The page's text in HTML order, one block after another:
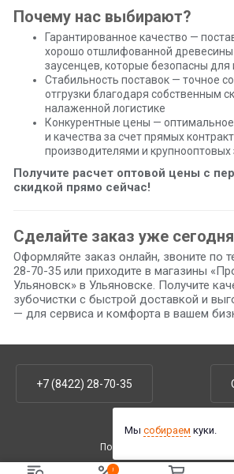
Почему нас выбирают?
Гарантированное качество —
хорошо отшлифованной древесины
заусенцев, которые безопасны для
Стабильность поставок — точное
отгрузки благодаря собственным
налаженной логистике
Конкурентные цены —
и качества за счет прямых
производителями и крупнооптовых
Получите расчет оптовой цены с
скидкой прямо сейчас!
Сделайте заказ уже
Оформляйте заказ онлайн, звоните по
28-70-35 или приходите в магазины
Ульяновск» в Ульяновске. Получите
зубочистки с быстрой доставкой и
— для сервиса и комфорта в вашем
+7 (8422) 28-70-35
Политика
!
Мы собираем куки.